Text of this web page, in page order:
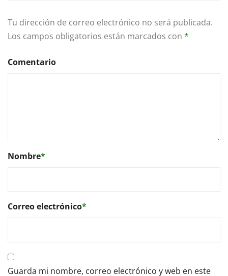
Tu dirección de correo electrónico no será publicada.
Los campos obligatorios están marcados con *
Comentario
Nombre*
Correo electrónico*
Guarda mi nombre, correo electrónico y web en este